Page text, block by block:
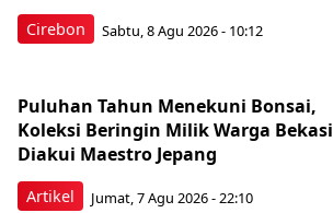
Cirebon Sabtu, 8 Agu 2026 - 10:12
Artikel
Puluhan Tahun Menekuni Bonsai,
Koleksi Beringin Milik Warga Bekasi
Diakui Maestro Jepang
Jumat, 7 Agu 2026 - 22:10